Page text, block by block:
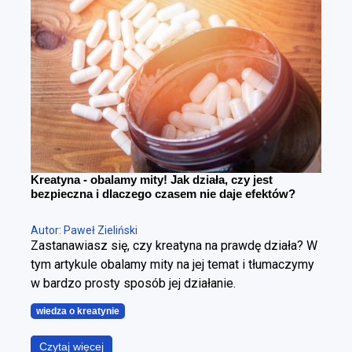
można redukować tkankę tłuszczową, poprawiając
sylwetkę. Cała sztuka polega na tym, żeby zrobić to
w kontrolowany sposób.
Kreatyna - obalamy mity! Jak działa, czy jest
bezpieczna i dlaczego czasem nie daje efektów?
Autor: Paweł Zieliński
Zastanawiasz się, czy kreatyna na prawdę działa? W
tym artykule obalamy mity na jej temat i tłumaczymy
w bardzo prosty sposób jej działanie.
wiedza o kreatynie
Czytaj więcej